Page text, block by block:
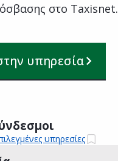
στο Taxisnet.
υπηρεσία
υπηρεσίες